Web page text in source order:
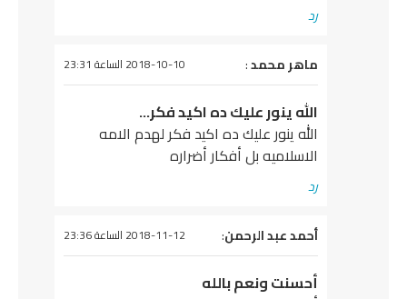
رد
يقول
ماهر محمد: 2018-10-10 الساعة 23:31
الله ينور عليك ده اكيد فكر…
الله ينور عليك ده اكيد فكر لهدم الامه
الاسلاميه بل أفكار أضراره
رد
يقول
أحمد عبد الرحمن: 2018-11-12 الساعة 23:36
أحسنت ونعم بالله